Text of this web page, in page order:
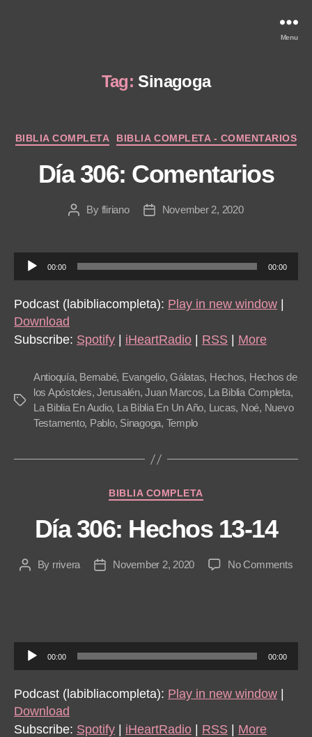
Menu
Tag: Sinagoga
Categories
BIBLIA COMPLETA BIBLIA COMPLETA - COMENTARIOS
Día 306: Comentarios
PostBy fliriano
PostNovember 2, 2020
u
d
i
o
a
y
00:00 00:00
Podcast (labibliacompleta): Play in new window
Download
Subscribe: Spotify iHeartRadio RSS More
Tags
Antioquía, Bernabé, Evangelio,Gálatas, Hechos, Hechos de
los Apóstoles,Jerusalén,Juan Marcos, La Biblia Completa,
La Biblia En Audio, La Biblia En Un Año, Lucas, Noé, Nuevo
Testamento, Pablo, Sinagoga, Templo
Categories
BIBLIA COMPLETA
Día 306: Hechos 13-14
PostBy rrivera
PostNovember 2, 2020 No Commentson
14
u
d
i
o
00:00 00:00
Podcast (labibliacompleta): Play in new window
Download
Subscribe: Spotify iHeartRadio RSS More